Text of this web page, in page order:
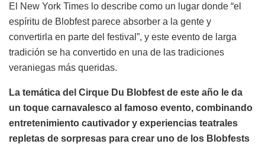
El New York Times lo describe como un lugar donde “el
espíritu de Blobfest parece absorber a la gente y
convertirla en parte del festival”, y este evento de larga
tradición se ha convertido en una de las tradiciones
veraniegas más queridas.
La temática del Cirque Du Blobfest de este año le da
un toque carnavalesco al famoso evento, combinando
entretenimiento cautivador y experiencias teatrales
repletas de sorpresas para crear uno de los Blobfests